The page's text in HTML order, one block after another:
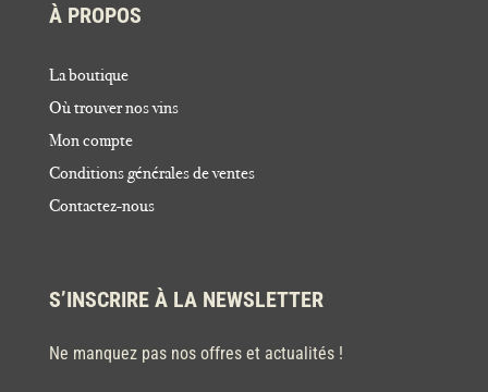
À PROPOS
La boutique
Où trouver nos vins
Mon compte
Conditions générales de ventes
Contactez-nous
S’INSCRIRE À LA NEWSLETTER
Ne manquez pas nos offres et actualités !